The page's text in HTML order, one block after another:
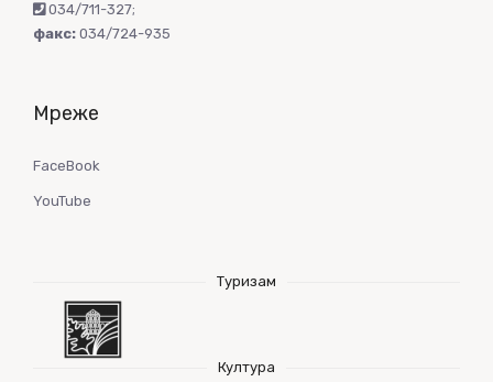
034/711-327;
факс: 034/724-935
Мреже
FaceBook
YouTube
Туризам
Култура